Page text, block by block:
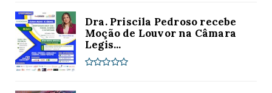
Dra. Priscila Pedroso recebe
Moção de Louvor na Câmara
Legis...